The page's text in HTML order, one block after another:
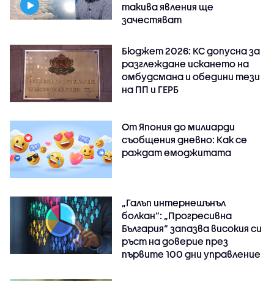
такива явления ще
зачестяват
Бюджет 2026: КС допусна за
разглеждане искането на
омбудсмана и обедини тези
на ПП и ГЕРБ
От Япония до милиарди
съобщения дневно: Как се
раждат емоджитата
„Галъп интернешънъл
болкан“: „Прогресивна
България“ запазва високия си
ръст на доверие през
първите 100 дни управление